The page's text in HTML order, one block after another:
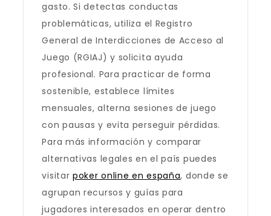
gasto. Si detectas conductas
problemáticas, utiliza el Registro
General de Interdicciones de Acceso al
Juego (RGIAJ) y solicita ayuda
profesional. Para practicar de forma
sostenible, establece límites
mensuales, alterna sesiones de juego
con pausas y evita perseguir pérdidas.
Para más información y comparar
alternativas legales en el país puedes
visitarpoker online en españa, donde se
agrupan recursos y guías para
jugadores interesados en operar dentro